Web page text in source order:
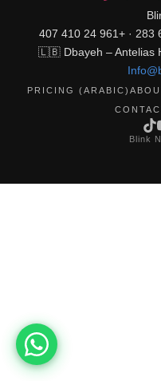
🇱🇧 Dbayeh – Antelias
PRICING (ARABIC)